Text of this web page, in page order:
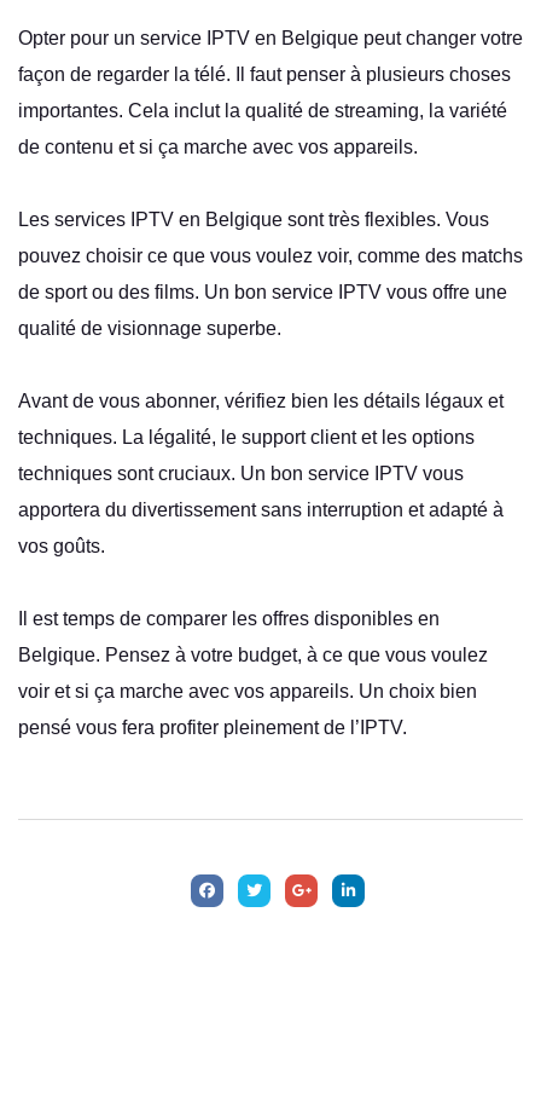
Opter pour un service IPTV en Belgique peut changer votre
façon de regarder la télé. Il faut penser à plusieurs choses
importantes. Cela inclut la qualité de streaming, la variété
de contenu et si ça marche avec vos appareils.
Les services IPTV en Belgique sont très flexibles. Vous
pouvez choisir ce que vous voulez voir, comme des matchs
de sport ou des films. Un bon service IPTV vous offre une
qualité de visionnage superbe.
Avant de vous abonner, vérifiez bien les détails légaux et
techniques. La légalité, le support client et les options
techniques sont cruciaux. Un bon service IPTV vous
apportera du divertissement sans interruption et adapté à
vos goûts.
Il est temps de comparer les offres disponibles en
Belgique. Pensez à votre budget, à ce que vous voulez
voir et si ça marche avec vos appareils. Un choix bien
pensé vous fera profiter pleinement de l’IPTV.